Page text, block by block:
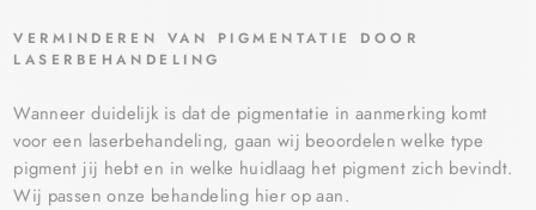
VERMINDEREN VAN PIGMENTATIE DOOR
LASERBEHANDELING
Wanneer duidelijk is dat de pigmentatie in aanmerking komt
voor een laserbehandeling, gaan wij beoordelen welke type
pigment jij hebt en in welke huidlaag het pigment zich bevindt.
Wij passen onze behandeling hier op aan.